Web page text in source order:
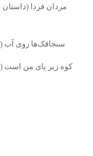
مردان فردا
سنجاقک‌ها روی آب
کوه زیر پای من است